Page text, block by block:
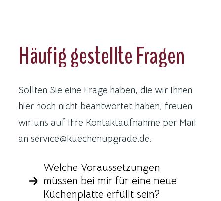
Häufig gestellte Fragen
Sollten Sie eine Frage haben, die wir Ihnen
hier noch nicht beantwortet haben, freuen
wir uns auf Ihre Kontaktaufnahme per Mail
an service@kuechenupgrade.de.
Welche Voraussetzungen
müssen bei mir für eine neue
Küchenplatte erfüllt sein?